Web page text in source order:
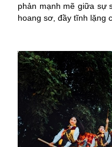
phản mạnh mẽ giữa sự
hoang sơ, đầy tĩnh lặng